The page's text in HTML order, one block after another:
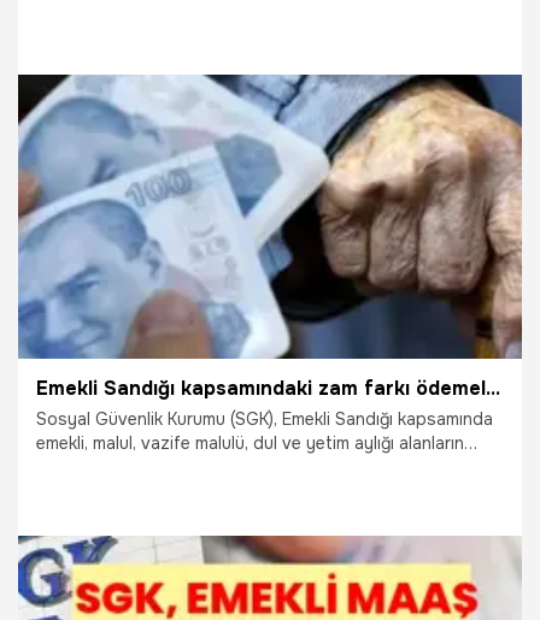
25.07.2026 Kayseri
Emekli Sandığı kapsamındaki zam farkı ödemeleri hesaplara yatıyor
Sosyal Güvenlik Kurumu (SGK), Emekli Sandığı kapsamında
emekli, malul, vazife malulü, dul ve yetim aylığı alanların